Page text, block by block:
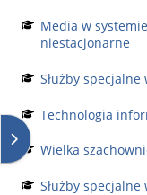
Открыть боковую
Media w
niestacjonarne
Służby
Technologia
Wielka
Służby specjalne